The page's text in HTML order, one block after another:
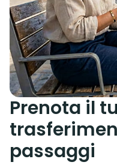
Prenota il
passaggi